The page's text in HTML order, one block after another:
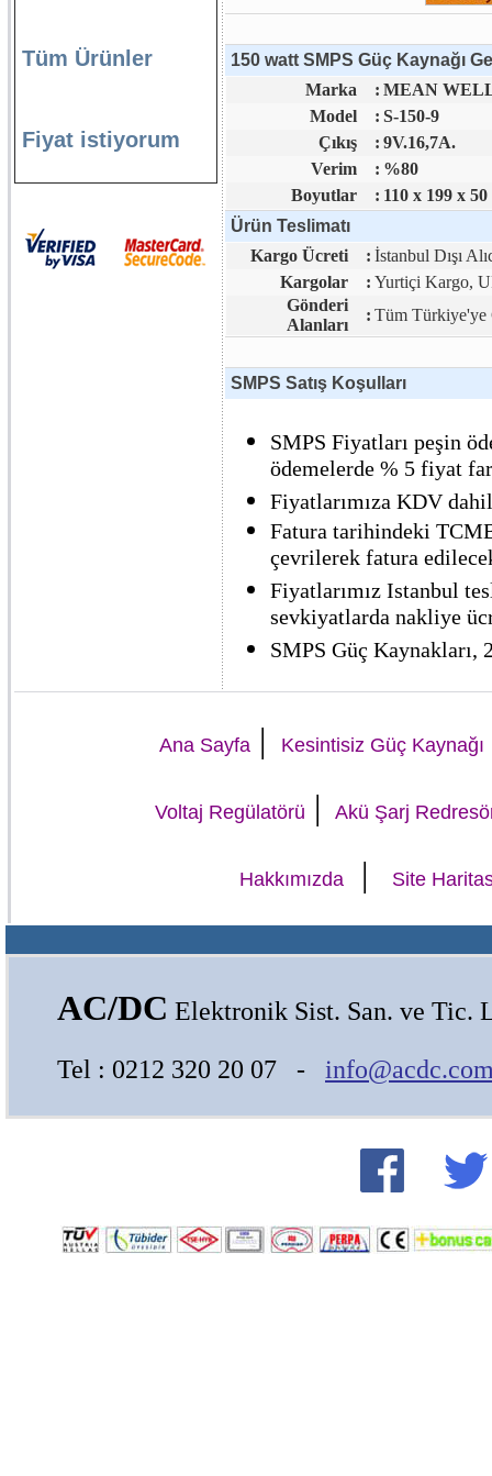
Tüm Ürünler
Fiyat istiyorum
150 watt SMPS Güç Kaynağı
Marka
: MEAN WELL
Model
: S-150-9
Çıkış
: 9V.16,7A.
Verim
: %80
Boyutlar
: 110 x 199 x 50
Ürün Teslimatı
Kargo Ücreti
: İstanbul Dışı
Kargolar
: Yurtiçi Kargo,
Gönderi
Alanları
: Tüm Türkiye'ye
SMPS Satış Koşulları
SMPS Fiyatları peşin
ödemelerde % 5 fiyat
Fiyatlarımıza KDV
Fatura tarihindeki
çevrilerek fatura
Fiyatlarımız Istanbul
sevkiyatlarda nakliye
SMPS Güç
Ana Sayfa| Kesintisiz Güç Kaynağı
Voltaj Regülatörü | Akü Şarj
Hakkımızda| Site
AC/DC Elektronik Sist. San. ve Tic.
Tel : 0212 320 20 07 -